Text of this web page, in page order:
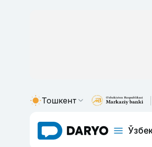
Тошкент